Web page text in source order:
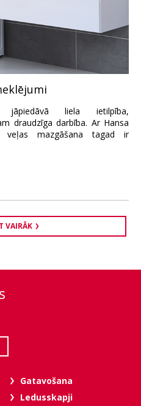
jāpiedāvā liela ietilpība,
draudzīga darbība. Ar Hansa
veļas mazgāšana tagad ir
VAIRĀK
Gatavošana
Ledusskapji